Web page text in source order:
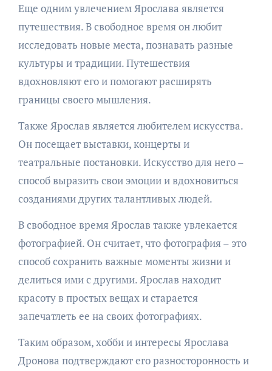
Еще одним увлечением Ярослава является
путешествия. В свободное время он любит
исследовать новые места, познавать разные
культуры и традиции. Путешествия
вдохновляют его и помогают расширять
границы своего мышления.
Также Ярослав является любителем искусства.
Он посещает выставки, концерты и
театральные постановки. Искусство для него –
способ выразить свои эмоции и вдохновиться
созданиями других талантливых людей.
В свободное время Ярослав также увлекается
фотографией. Он считает, что фотография – это
способ сохранить важные моменты жизни и
делиться ими с другими. Ярослав находит
красоту в простых вещах и старается
запечатлеть ее на своих фотографиях.
Таким образом, хобби и интересы Ярослава
Дронова подтверждают его разносторонность и